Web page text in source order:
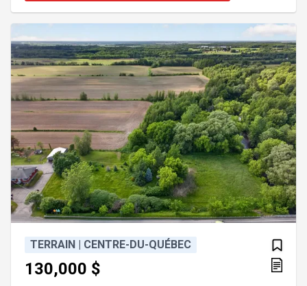
à proximité de la piste cyclable menant au village
d'Eastman
TERRAIN | CENTRE-DU-QUÉBEC
130,000 $